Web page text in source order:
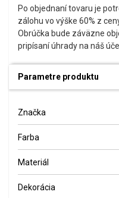
Po objednaní tovaru je
zálohu vo výške 60% z
Obrúčka bude záväzne
pripísaní úhrady na náš
Parametre produktu
Značka
Farba
Materiál
Dekorácia